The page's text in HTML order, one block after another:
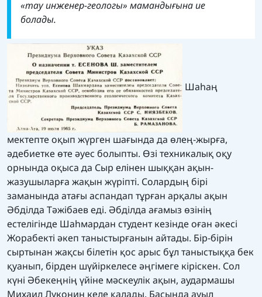
«тау инженер-геологы» мамандығына ие
болады.
Шаһаң
мектепте оқып жүрген шағында да өлең-жырға,
әдебиетке өте әуес болыпты. Өзі техникалық оқу
орнында оқыса да Сыр елінен шыққан ақын-
жазушыларға жақын жүріпті. Солардың бірі
заманында атағы аспандап тұрған арқалы ақын
Әбділда Тәжібаев еді. Әбділда ағамыз өзінің
естелігінде Шаһмардан студент кезінде оған әкесі
Жорабекті әкеп таныстырғанын айтады. Бір-бірін
сыртынан жақсы білетін қос арыс бұл таныстыққа бек
қуанып, бірден шүйіркелесе әңгімеге кіріскен. Сол
күні Әбекеңнің үйіне мәскеулік ақын, аудармашы
Михаил Луконин келе қалады. Басында ауыл